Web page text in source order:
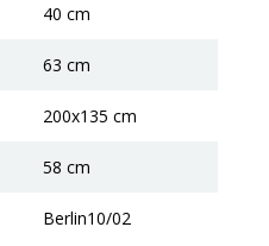
40 cm
63 cm
200x135 cm
58 cm
Berlin10/02